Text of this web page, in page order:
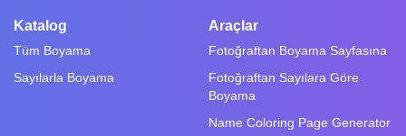
Katalog
Tüm Boyama
Sayılarla Boyama
Araçlar
Fotoğraftan Boyama Sayfasına
Fotoğraftan Sayılara Göre
Boyama
Name Coloring Page Generator